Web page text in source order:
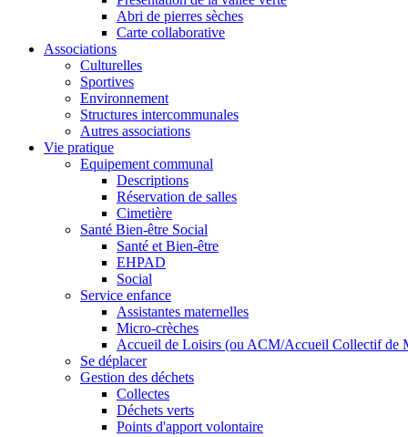
Abri de pierres sèches
Carte collaborative
Associations
Culturelles
Sportives
Environnement
Structures intercommunales
Autres associations
Vie pratique
Equipement communal
Descriptions
Réservation de salles
Cimetière
Santé Bien-être Social
Santé et Bien-être
EHPAD
Social
Service enfance
Assistantes maternelles
Micro-crèches
Accueil de Loisirs (ou ACM/Accueil Collectif de
Se déplacer
Gestion des déchets
Collectes
Déchets verts
Points d'apport volontaire